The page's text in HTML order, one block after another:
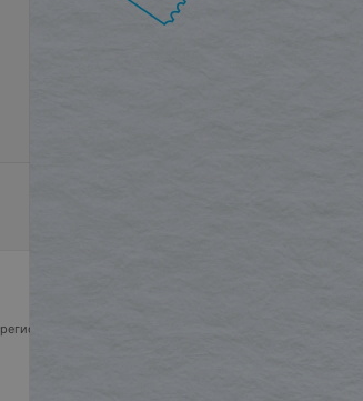
регистрирующий орган - Минский горисполком